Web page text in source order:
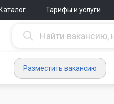
Каталог Тарифы и услуги
Разместить вакансию